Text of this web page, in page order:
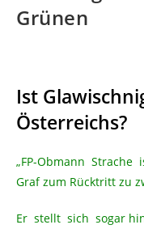
Grünen
Ist
Österreichs?
„FP-Obmann
Graf zum Rücktritt zu
Er stellt sich sogar